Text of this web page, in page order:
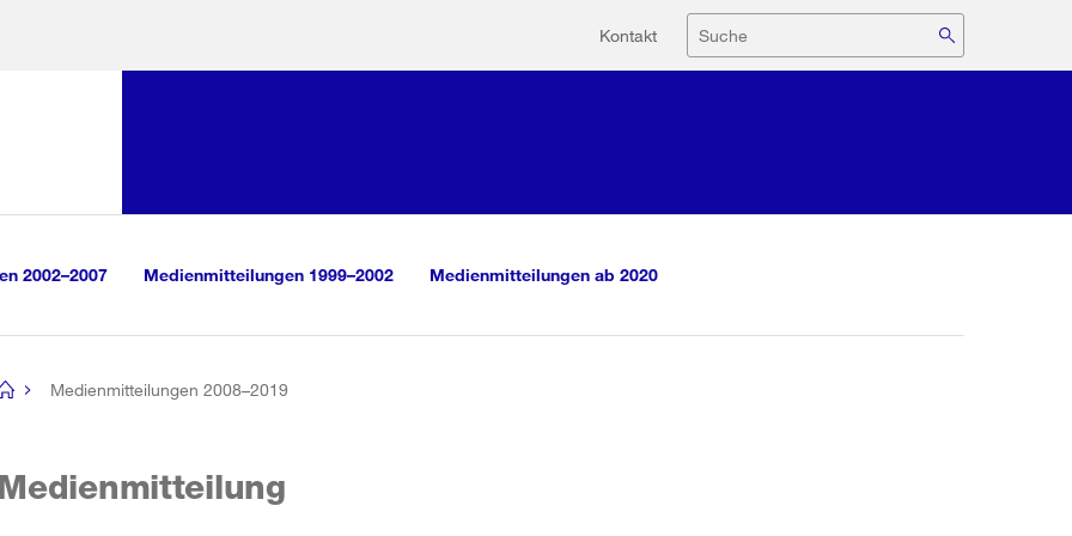
Hilfsnavigation
Kontakt Suche
2002–2007 Medienmitteilungen 1999–2002 Medienmitteilungen ab 2020
Medienmitteilungen 2008–2019